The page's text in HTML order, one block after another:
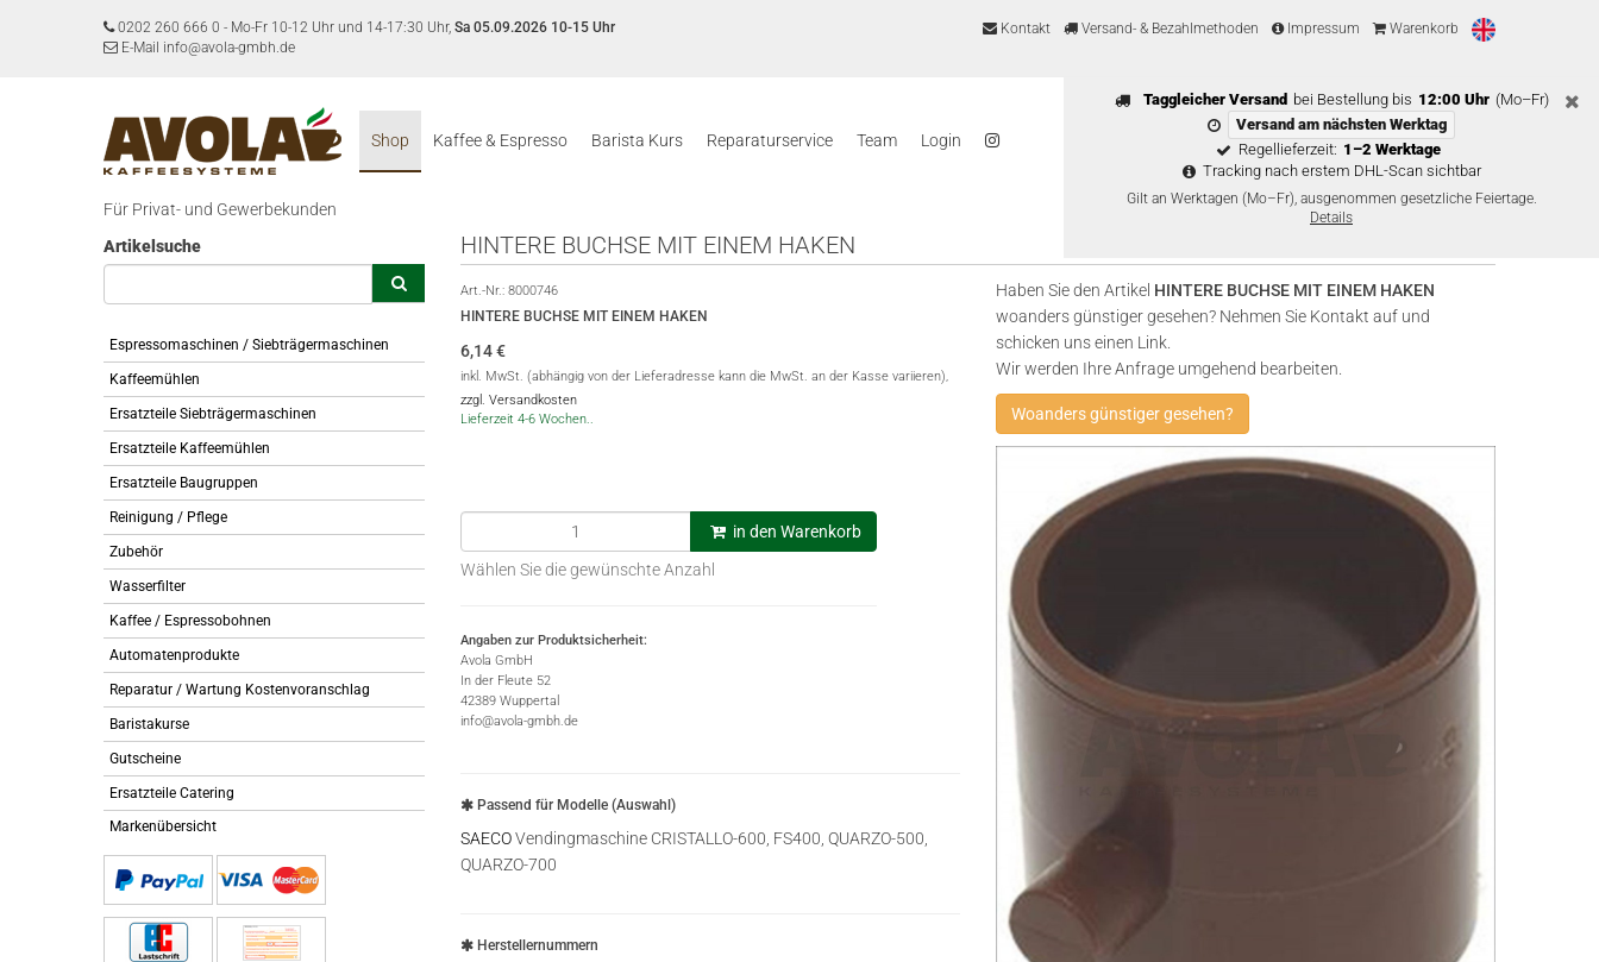
0202 260 666 0 - Mo-Fr 10-12 Uhr und 14-17:30 Uhr, Sa 05.09.2026 10-15 Uhr
E-Mail info@avola-gmbh.de
Kontakt Versand- & Bezahlmethoden Impressum Warenkorb
Taggleicher Versand bei Bestellung bis 12:00 Uhr (Mo–Fr)
Versand am nächsten Werktag
Regellieferzeit: 1–2 Werktage
Tracking nach erstem DHL-Scan sichtbar
Gilt an Werktagen (Mo–Fr), ausgenommen gesetzliche Feiertage.
Details
Shop Kaffee & Espresso Barista Kurs Reparaturservice Team Login
Für Privat- und Gewerbekunden
Artikelsuche
Espressomaschinen / Siebträgermaschinen
Kaffeemühlen
Ersatzteile Siebträgermaschinen
Ersatzteile Kaffeemühlen
Ersatzteile Baugruppen
Reinigung / Pflege
Zubehör
Wasserfilter
Kaffee / Espressobohnen
Automatenprodukte
Reparatur / Wartung Kostenvoranschlag
Baristakurse
Gutscheine
Ersatzteile Catering
Markenübersicht
HINTERE BUCHSE MIT EINEM HAKEN
Art.-Nr.: 8000746
HINTERE BUCHSE MIT EINEM HAKEN
6,14€
inkl. MwSt. (abhängig von der Lieferadresse kann die MwSt. an der Kasse variieren),
zzgl. Versandkosten
Lieferzeit 4-6 Wochen..
in den Warenkorb
Wählen Sie die gewünschte Anzahl
Angaben zur Produktsicherheit:
Avola GmbH
In der Fleute 52
42389 Wuppertal
info@avola-gmbh.de
Passend für Modelle (Auswahl)
SAECOVendingmaschine CRISTALLO-600, FS400, QUARZO-500,
QUARZO-700
Herstellernummern
Haben Sie den Artikel HINTERE BUCHSE MIT EINEM HAKEN
woanders günstiger gesehen? Nehmen Sie Kontakt auf und
schicken uns einen Link.
Wir werden Ihre Anfrage umgehend bearbeiten.
Woanders günstiger gesehen?